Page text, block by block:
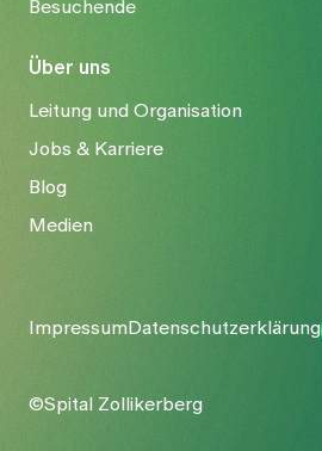
Besuchende
Über uns
Leitung und Organisation
Jobs & Karriere
Blog
Medien
ImpressumDatenschutzerklärung
©Spital Zollikerberg